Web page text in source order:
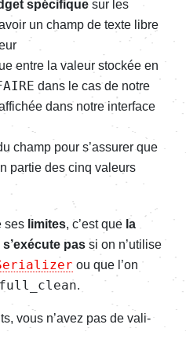
spéci­fique sur les
un champ de texte libre
entre la valeur stockée en
dans le cas de notre
dans notre inter­face
champ pour s’as­su­rer que
partie des cinq valeurs
ses limites, c’est que la
pas si on n’uti­lise
ou que l’on
.
vous n’avez pas de vali­